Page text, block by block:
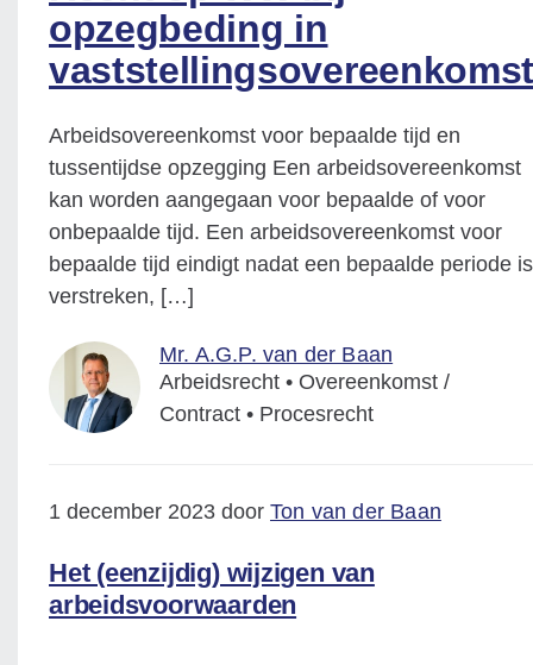
opzegbeding in
vaststellingsovereenkomst
Arbeidsovereenkomst voor bepaalde tijd en
tussentijdse opzegging Een arbeidsovereenkomst
kan worden aangegaan voor bepaalde of voor
onbepaalde tijd. Een arbeidsovereenkomst voor
bepaalde tijd eindigt nadat een bepaalde periode is
verstreken, […]
Mr. A.G.P. van der Baan
Arbeidsrecht • Overeenkomst /
Contract • Procesrecht
1 december 2023 door Ton van der Baan
Het (eenzijdig) wijzigen van
arbeidsvoorwaarden